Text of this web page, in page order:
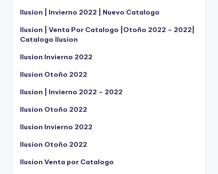
Ilusion | Invierno 2022 | Nuevo Catalogo
Ilusion | Venta Por Catalogo |Otoño 2022 – 2022|
Catalogo Ilusion
Ilusion Invierno 2022
Ilusion Otoño 2022
Ilusion | Invierno 2022 – 2022
Ilusion Otoño 2022
Ilusion Invierno 2022
Ilusion Otoño 2022
Ilusion Venta por Catalogo